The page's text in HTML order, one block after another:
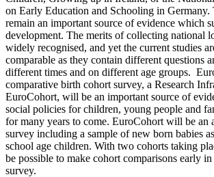
on Early Education and Schooling in Germany.
remain an important source of evidence which
development. The merits of collecting national
widely recognised, and yet the current studies
comparable as they contain different questions
different times and on different age groups.
comparative birth cohort survey, a Research
EuroCohort, will be an important source of
social policies for children, young people and
for many years to come. EuroCohort will be an
survey including a sample of new born babies
school age children. With two cohorts taking
be possible to make cohort comparisons early
survey.